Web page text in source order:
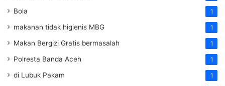
Bola 1
makanan tidak higienis MBG 1
Makan Bergizi Gratis bermasalah 1
Polresta Banda Aceh 1
di Lubuk Pakam 1